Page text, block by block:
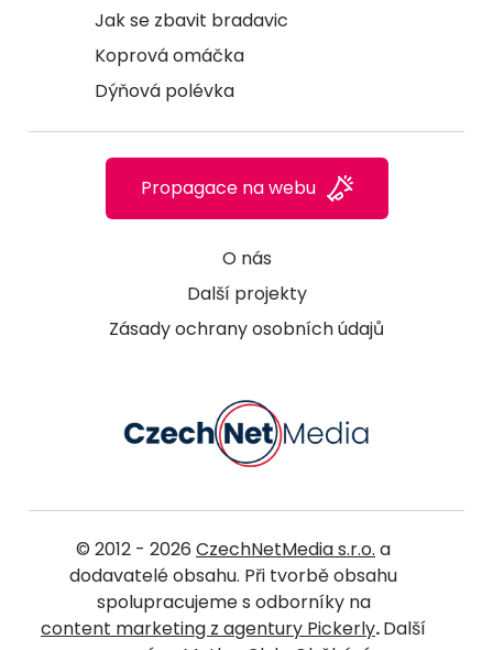
Jak se zbavit bradavic
Koprová omáčka
Dýňová polévka
O nás
Další projekty
Zásady ochrany osobních údajů
Propagace na webu
© 2012 - 2026 CzechNetMedia s.r.o. a
dodavatelé obsahu. Při tvorbě obsahu
spolupracujeme s odborníky na
content marketing z agentury Pickerly.Další